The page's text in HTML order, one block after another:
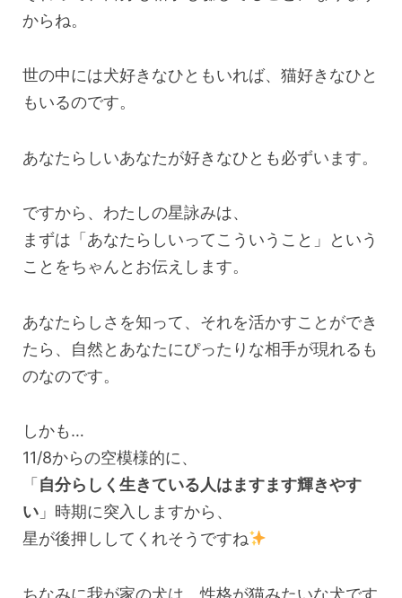
からね。
世の中には犬好きなひともいれば、猫好きなひと
もいるのです。
あなたらしいあなたが好きなひとも必ずいます。
ですから、わたしの星詠みは、
まずは「あなたらしいってこういうこと」という
ことをちゃんとお伝えします。
あなたらしさを知って、それを活かすことができ
たら、自然とあなたにぴったりな相手が現れるも
のなのです。
しかも…
11/8からの空模様的に、
「 自分らしく生きている人はますます輝きやす
い 」時期に突入しますから、
星が後押ししてくれそうですね
ちなみに我が家の犬は、性格が猫みたいな犬です